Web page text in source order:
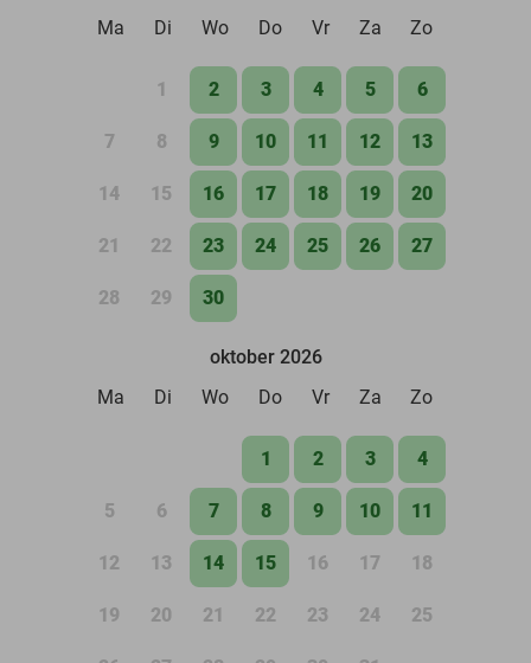
Ma
Di Wo Do Vr Za Zo
1 2 3 4 5 6
7 8 9 10 11 12 13
14 15 16 17 18 19 20
21 22 23 24 25 26 27
28 29 30
oktober 2026
Ma
Di Wo Do Vr Za Zo
1 2 3 4
5 6 7 8 9 10 11
12 13 14 15 16 17 18
19 20 21 22 23 24 25